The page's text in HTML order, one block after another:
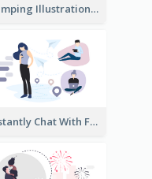
Camping Illustration
Instantly Chat With Friends Illustration